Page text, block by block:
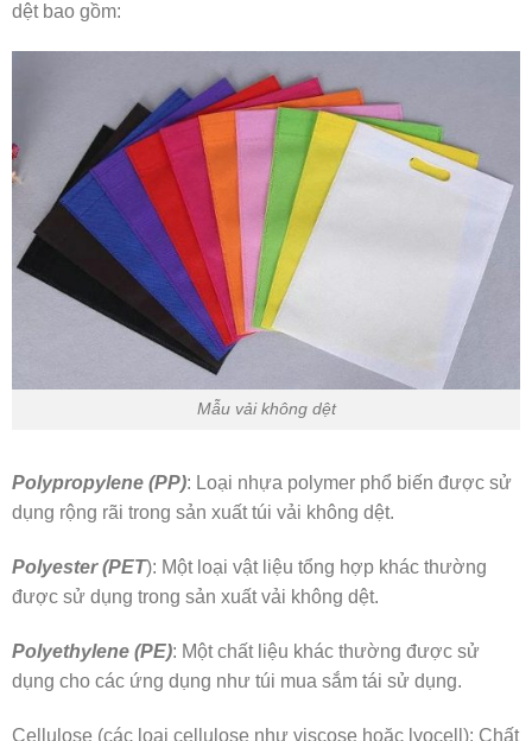
dệt bao gồm:
Mẫu vải không dệt
Polypropylene (PP): Loại nhựa polymer phổ biến được sử
dụng rộng rãi trong sản xuất túi vải không dệt.
Polyester (PET): Một loại vật liệu tổng hợp khác thường
được sử dụng trong sản xuất vải không dệt.
Polyethylene (PE): Một chất liệu khác thường được sử
dụng cho các ứng dụng như túi mua sắm tái sử dụng.
Cellulose (các loại cellulose như viscose hoặc lyocell): Chất